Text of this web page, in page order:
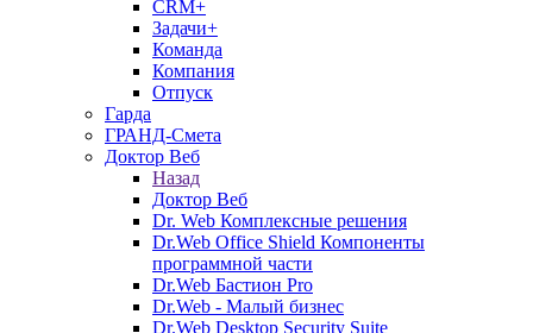
CRM+
Задачи+
Команда
Компания
Отпуск
Гарда
ГРАНД-Смета
Доктор Веб
Назад
Доктор Веб
Dr. Web Комплексные решения
Dr.Web Office Shield Компоненты
программной части
Dr.Web Бастион Pro
Dr.Web - Малый бизнес
Dr.Web Desktop Security Suite